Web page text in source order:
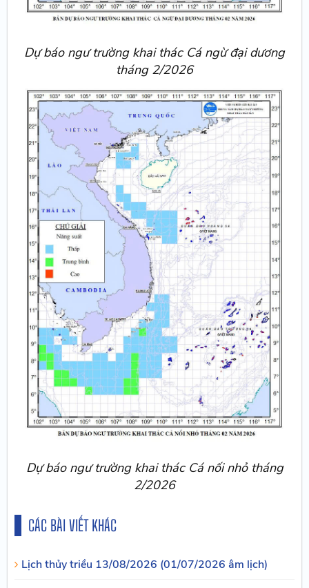
Dự báo ngư trường khai thác Cá ngừ đại dương
tháng 2/2026
Dự báo ngư trường khai thác Cá nối nhỏ tháng
2/2026
CÁC BÀI VIẾT KHÁC
Lịch thủy triều 13/08/2026 (01/07/2026 âm lịch)